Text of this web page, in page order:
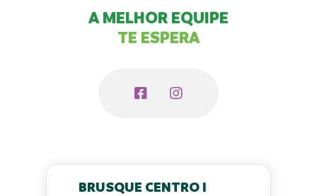
A MELHOR EQUIPE
TE ESPERA
BRUSQUE CENTRO I